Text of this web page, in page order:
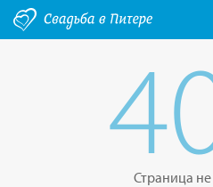
Страница